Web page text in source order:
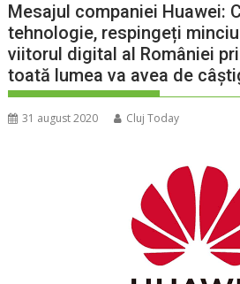
Mesajul companiei Huawei:
tehnologie, respingeți
viitorul digital al României
toată lumea va avea de
31 august 2020 Cluj Today